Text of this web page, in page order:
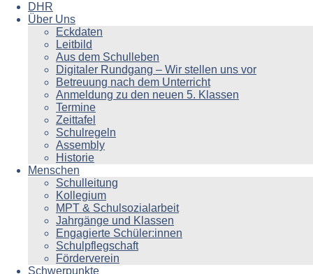
DHR
Über Uns
Eckdaten
Leitbild
Aus dem Schulleben
Digitaler Rundgang – Wir stellen uns vor
Betreuung nach dem Unterricht
Anmeldung zu den neuen 5. Klassen
Termine
Zeittafel
Schulregeln
Assembly
Historie
Menschen
Schulleitung
Kollegium
MPT & Schulsozialarbeit
Jahrgänge und Klassen
Engagierte Schüler:innen
Schulpflegschaft
Förderverein
Schwerpunkte